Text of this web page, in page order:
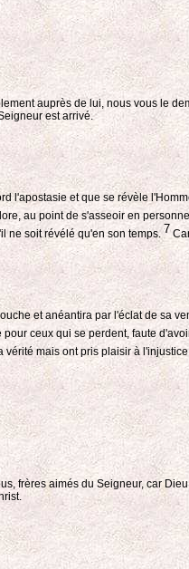
auprès de lui, nous vous le
est arrivé.
l'apostasie et que se révèle
au point de s'asseoir en
ne soit révélé qu'en son temps. 7
et anéantira par l'éclat de sa
ceux qui se perdent, faute
mais ont pris plaisir à
frères aimés du Seigneur, car